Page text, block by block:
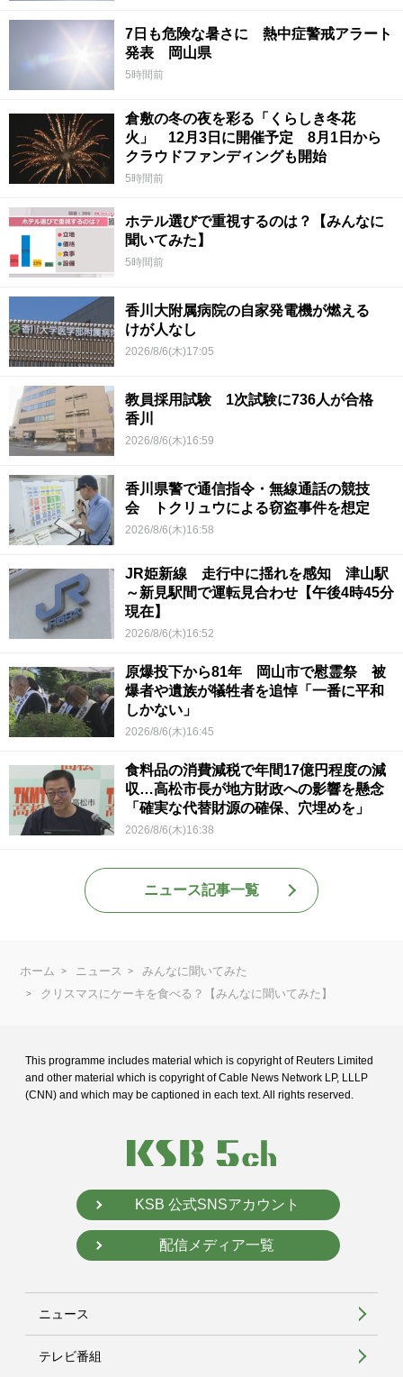
7日も危険な暑さに 熱中症警戒アラート
発表 岡山県
5時間前
倉敷の冬の夜を彩る「くらしき冬花
火」 12月3日に開催予定 8月1日から
クラウドファンディングも開始
5時間前
ホテル選びで重視するのは？【みんなに
聞いてみた】
5時間前
香川大附属病院の自家発電機が燃える
けが人なし
2026/8/6(木)17:05
教員採用試験 1次試験に736人が合格
香川
2026/8/6(木)16:59
香川県警で通信指令・無線通話の競技
会 トクリュウによる窃盗事件を想定
2026/8/6(木)16:58
JR姫新線 走行中に揺れを感知 津山駅
～新見駅間で運転見合わせ【午後4時45分
現在】
2026/8/6(木)16:52
原爆投下から81年 岡山市で慰霊祭 被
爆者や遺族が犠牲者を追悼「一番に平和
しかない」
2026/8/6(木)16:45
食料品の消費減税で年間17億円程度の減
収…高松市長が地方財政への影響を懸念
「確実な代替財源の確保、穴埋めを」
2026/8/6(木)16:38
ニュース記事一覧
ホーム ニュース
みんなに聞いてみた
クリスマスにケーキを食べる？【みんなに聞いてみた】
This programme includes material which is copyright of Reuters Limited
and other material which is copyright of Cable News Network LP, LLLP
(CNN) and which may be captioned in each text. All rights reserved.
KSB 公式SNSアカウント
配信メディア一覧
ニュース
テレビ番組